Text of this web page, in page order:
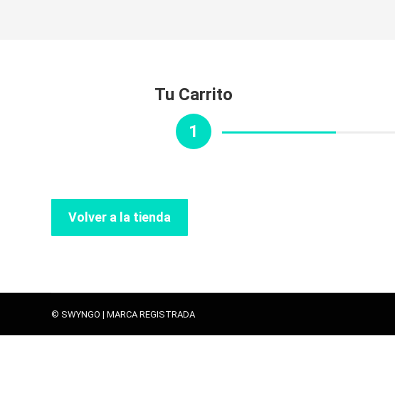
Tu Carrito
1
Volver a la tienda
© SWYNGO | MARCA REGISTRADA